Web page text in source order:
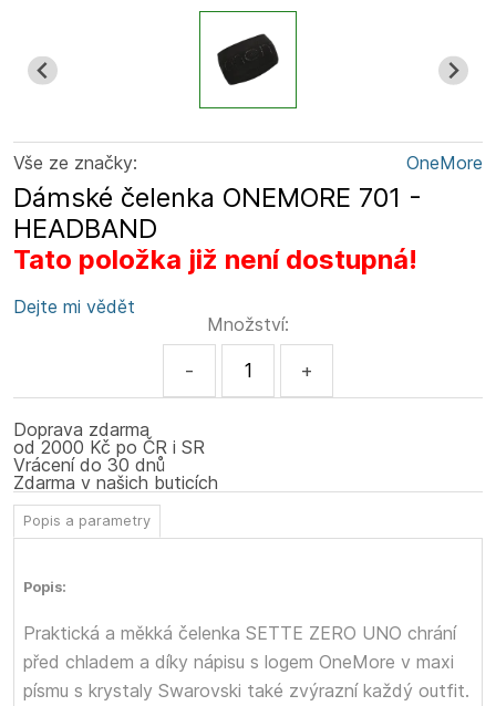
Vše ze značky: OneMore
Dámské čelenka ONEMORE 701 -
HEADBAND
Tato položka již není dostupná!
Dejte mi vědět
Množství:
- +
Doprava zdarma
od 2000 Kč po ČR i SR
Vrácení do 30 dnů
Zdarma v našich buticích
Popis a parametry
Popis:
Praktická a měkká čelenka SETTE ZERO UNO chrání
před chladem a díky nápisu s logem OneMore v maxi
písmu s krystaly Swarovski také zvýrazní každý outfit.